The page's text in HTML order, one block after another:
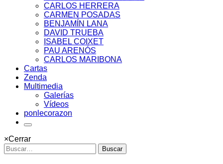
CARLOS HERRERA
CARMEN POSADAS
BENJAMÍN LANA
DAVID TRUEBA
ISABEL COIXET
PAU ARENÓS
CARLOS MARIBONA
Cartas
Zenda
Multimedia
Galerías
Vídeos
ponlecorazon
×Cerrar
Buscar